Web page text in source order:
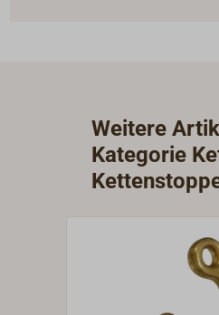
Weitere
Kategorie